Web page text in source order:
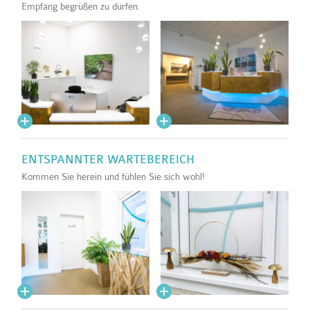
Empfang begrüßen zu dürfen.
ENTSPANNTER WARTEBEREICH
Kommen Sie herein und fühlen Sie sich wohl!